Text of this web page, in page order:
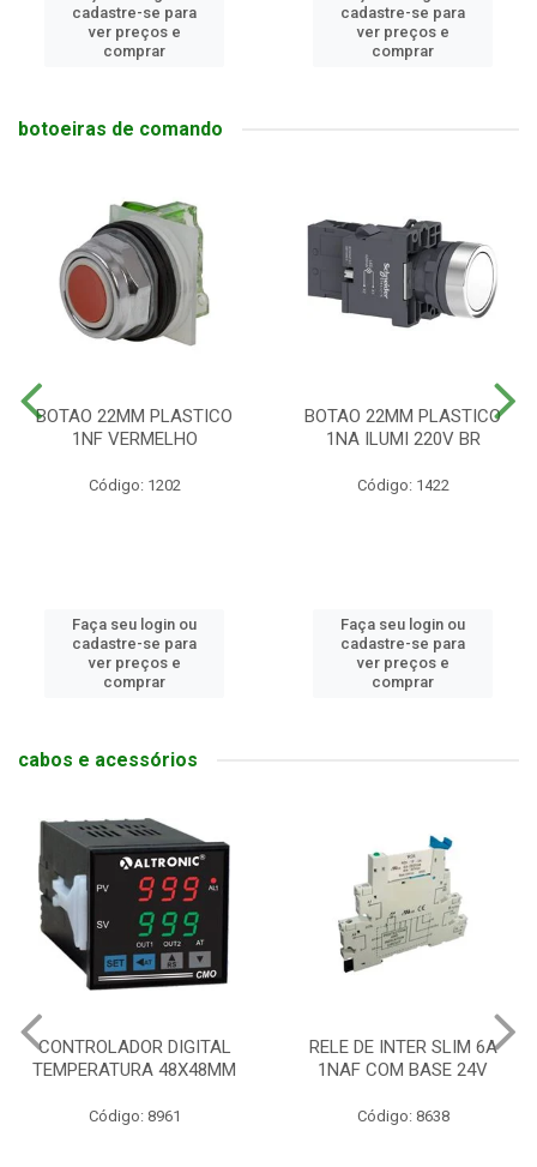
cadastre-se para
ver preços e
comprar
cadastre-se para
ver preços e
comprar
botoeiras de comando
BOTAO 22MM PLASTICO
1NF VERMELHO
Código: 1202
Faça seu login ou
cadastre-se para
ver preços e
comprar
BOTAO 22MM PLASTICO
1NA ILUMI 220V BR
Código: 1422
Faça seu login ou
cadastre-se para
ver preços e
comprar
cabos e acessórios
CONTROLADOR DIGITAL
TEMPERATURA 48X48MM
Código: 8961
RELE DE INTER SLIM 6A
1NAF COM BASE 24V
Código: 8638